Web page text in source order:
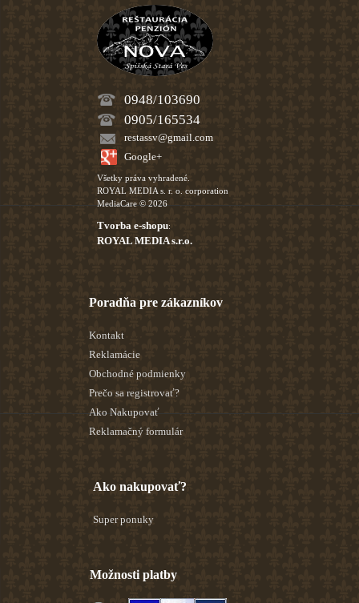
0948/103690
0905/165534
restassv@gmail.com
Google+
Všetky práva vyhradené.
ROYAL MEDIA s. r. o. corporation
MediaCare © 2026
Tvorba e-shopu:
ROYAL MEDIA s.r.o.
Poradňa pre zákazníkov
Kontakt
Reklamácie
Obchodné podmienky
Prečo sa registrovať?
Ako Nakupovať
Reklamačný formulár
Ako nakupovať?
Super ponuky
Možnosti platby